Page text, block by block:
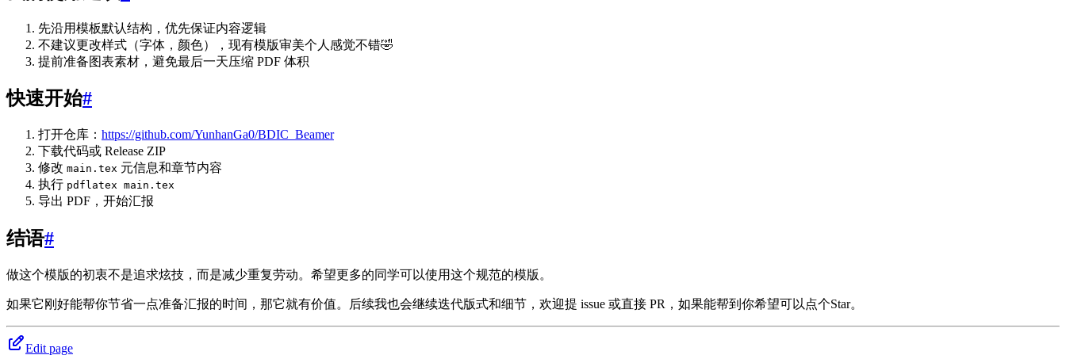
先沿用模板默认结构，优先保证内容逻辑
不建议更改样式（字体，颜色），现有模版审美个人感觉不错🤣
提前准备图表素材，避免最后一天压缩 PDF 体积
快速开始#
打开仓库： https://github.com/YunhanGa0/BDIC_Beamer
下载代码或 Release ZIP
修改 main.tex 元信息和章节内容
执行 pdflatex main.tex
导出 PDF，开始汇报
结语#
做这个模版的初衷不是追求炫技，而是减少重复劳动。希望更多的同学可以使用这个规范的模版。
如果它刚好能帮你节省一点准备汇报的时间，那它就有价值。后续我也会继续迭代版式和细节，欢迎提 issue 或直接 PR，如果能帮到你希望可以点个Star。
Edit page